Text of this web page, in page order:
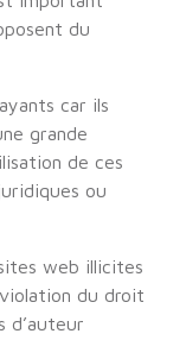
du
car ils
grande
de ces
ou
web illicites
du droit
d’auteur